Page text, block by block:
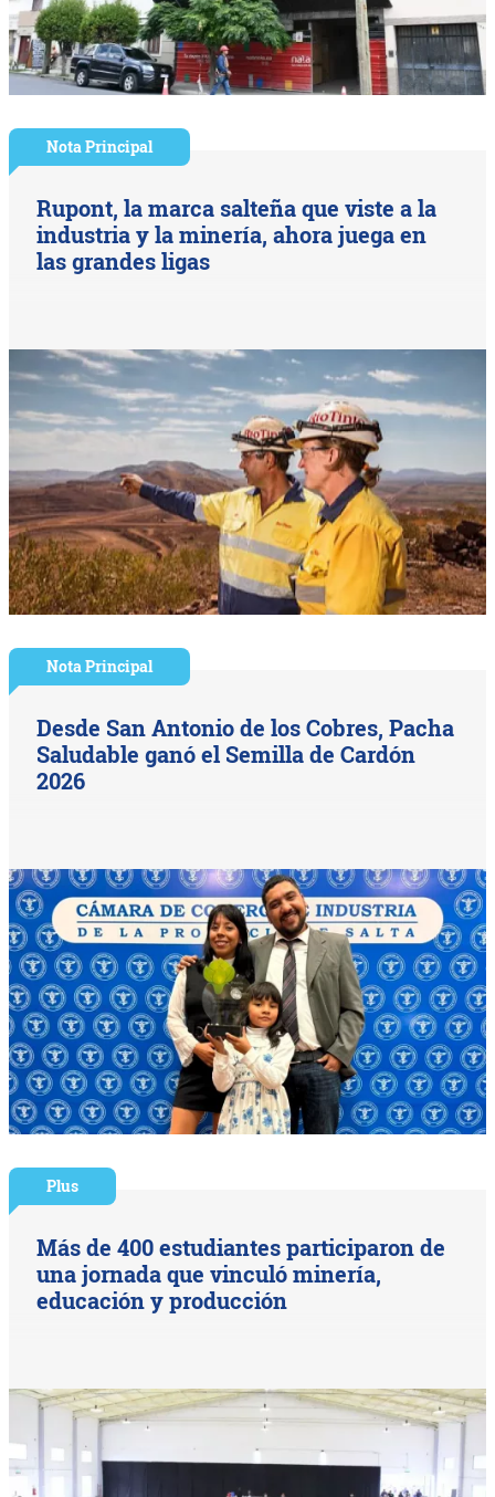
Nota Principal
Rupont, la marca salteña que viste a la
industria y la minería, ahora juega en
las grandes ligas
Nota Principal
Desde San Antonio de los Cobres, Pacha
Saludable ganó el Semilla de Cardón
2026
Plus
Más de 400 estudiantes participaron de
una jornada que vinculó minería,
educación y producción